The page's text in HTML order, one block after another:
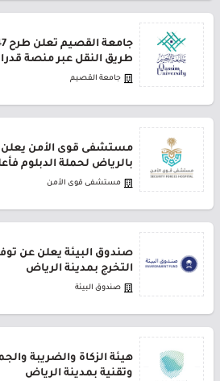
طريق النقل عبر منصة
جامعة القصيم
مستشفى قوى الأمن يعلن
بالرياض لحملة الدبلوم
مستشفى قوى الأمن
صندوق البيئة يعلن عن
التخرج بمدينة الرياض
صندوق البيئة
هيئة الزكاة والضريبة
وتقنية بمدينة الرياض